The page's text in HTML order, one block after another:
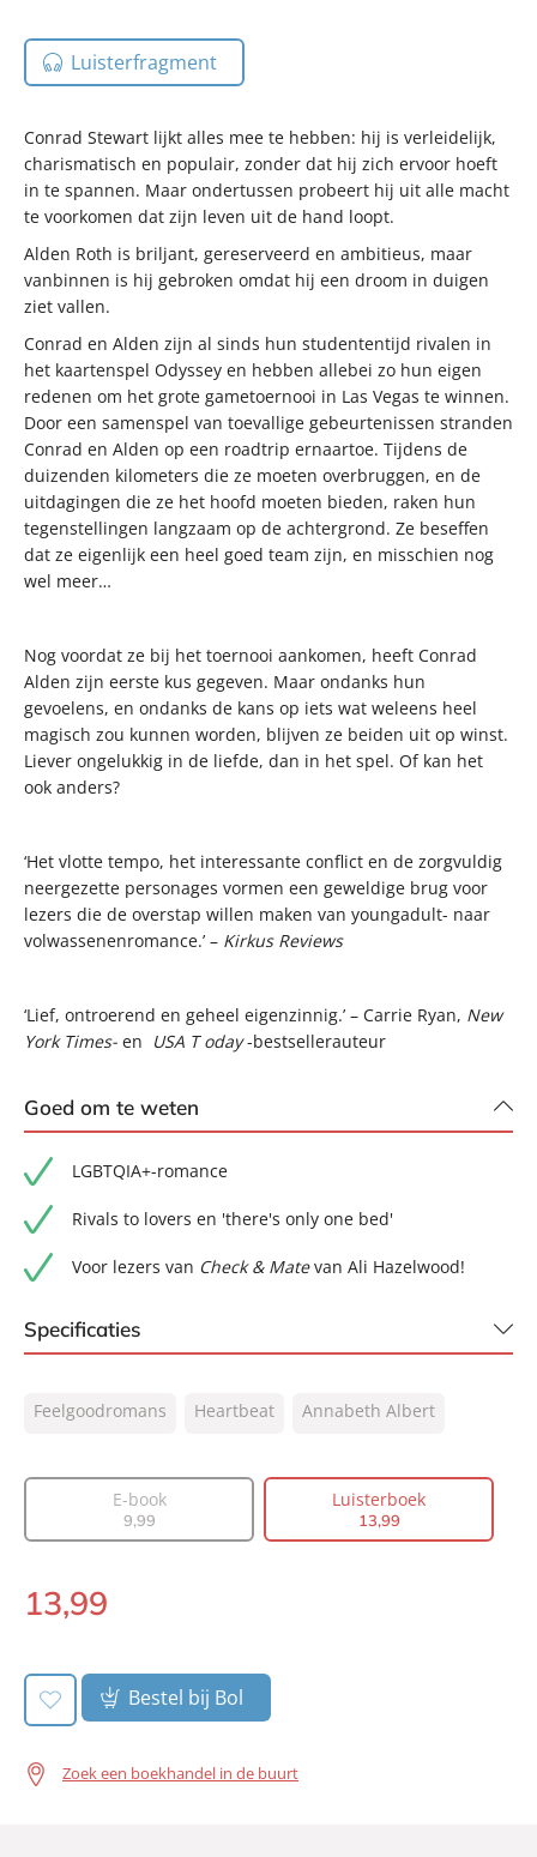
Luisterfragment
Conrad Stewart lijkt alles mee te hebben: hij is verleidelijk,
charismatisch en populair, zonder dat hij zich ervoor hoeft
in te spannen. Maar ondertussen probeert hij uit alle macht
te voorkomen dat zijn leven uit de hand loopt.
Alden Roth is briljant, gereserveerd en ambitieus, maar
vanbinnen is hij gebroken omdat hij een droom in duigen
ziet vallen.
Conrad en Alden zijn al sinds hun studententijd rivalen in
het kaartenspel Odyssey en hebben allebei zo hun eigen
redenen om het grote gametoernooi in Las Vegas te winnen.
Door een samenspel van toevallige gebeurtenissen stranden
Conrad en Alden op een roadtrip ernaartoe. Tijdens de
duizenden kilometers die ze moeten overbruggen, en de
uitdagingen die ze het hoofd moeten bieden, raken hun
tegenstellingen langzaam op de achtergrond. Ze beseffen
dat ze eigenlijk een heel goed team zijn, en misschien nog
wel meer…
Nog voordat ze bij het toernooi aankomen, heeft Conrad
Alden zijn eerste kus gegeven. Maar ondanks hun
gevoelens, en ondanks de kans op iets wat weleens heel
magisch zou kunnen worden, blijven ze beiden uit op winst.
Liever ongelukkig in de liefde, dan in het spel. Of kan het
ook anders?
‘Het vlotte tempo, het interessante conflict en de zorgvuldig
neergezette personages vormen een geweldige brug voor
lezers die de overstap willen maken van youngadult- naar
volwassenenromance.’ – Kirkus Reviews
‘Lief, ontroerend en geheel eigenzinnig.’ – Carrie Ryan, New
York Times- en USA T oday-bestsellerauteur
Goed om te weten
LGBTQIA+-romance
Rivals to lovers en 'there's only one bed'
Voor lezers van Check & Matevan Ali Hazelwood!
Specificaties
NUR:
302
Auteur(s):
Annabeth Albert
Guus van der Made
Prijs:
Verschijningsdatum:
30-05-2024
Feelgoodromans Heartbeat Annabeth Albert
E-book
9,99
Luisterboek
13,99
Luisterboek:
13,99
Bestel bij Bol
Zoek een boekhandel in de buurt